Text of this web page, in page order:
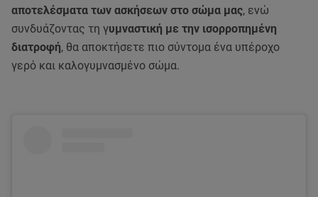
αποτελέσματα των ασκήσεων στο σώμα μας, ενώ
συνδυάζοντας τη γυμναστική με την ισορροπημένη
διατροφή, θα αποκτήσετε πιο σύντομα ένα υπέροχο
γερό και καλογυμνασμένο σώμα.